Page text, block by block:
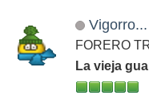
Vigorro...
FORERO
La vieja